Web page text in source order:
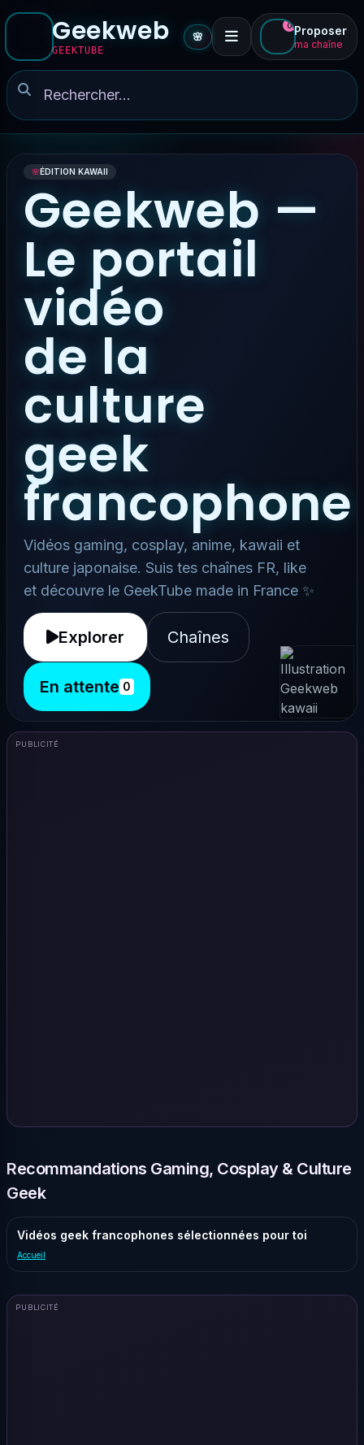
Geekweb
GEEKTUBE
🌸
0 Proposer
ma chaîne
🌸ÉDITION KAWAII
Geekweb —
Le portail
vidéo
de la
culture
geek
francophone
Vidéos gaming, cosplay, anime, kawaii et
culture japonaise. Suis tes chaînes FR, like
et découvre le GeekTube made in France ✨
Explorer Chaînes
En attente 0
PUBLICITÉ
Recommandations Gaming, Cosplay & Culture
Geek
Vidéos geek francophones sélectionnées pour toi
Accueil
PUBLICITÉ